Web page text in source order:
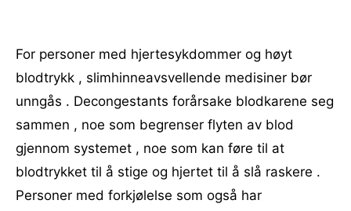
For personer med hjertesykdommer og høyt
blodtrykk , slimhinneavsvellende medisiner bør
unngås . Decongestants forårsake blodkarene seg
sammen , noe som begrenser flyten av blod
gjennom systemet , noe som kan føre til at
blodtrykket til å stige og hjertet til å slå raskere .
Personer med forkjølelse som også har